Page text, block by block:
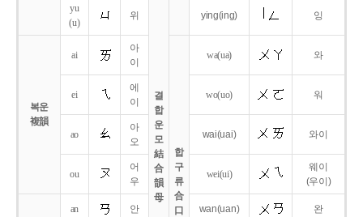
결
합
운
모
結
合
韻
母
yu
(u)
위 ying(ing) 잉
복운
複韻
ai
아
이
합
구
류
合
口
wa(ua) 와
ei
에
이
wo(uo) 워
ao
아
오
wai(uai) 와이
ou
어
우
wei(ui)
웨이
(우이)
an 안 wan(uan) 완